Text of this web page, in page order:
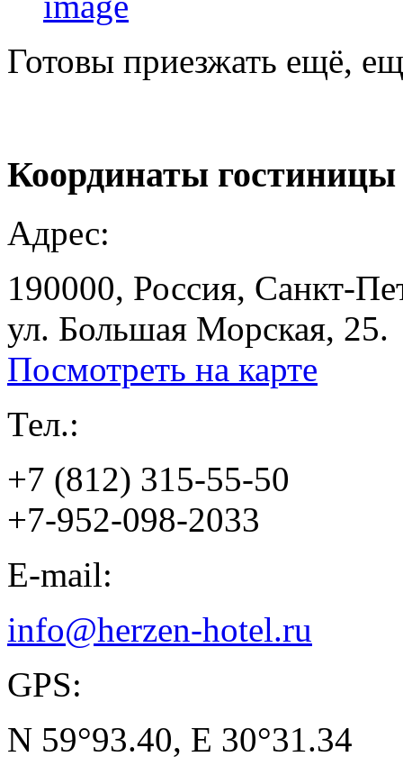
Готовы приезжать ещё,
Координаты гостиницы
Адрес:
190000, Россия, Санкт-
ул. Большая Морская, 25.
Посмотреть на карте
Тел.:
+7 (812) 315-55-50
+7-952-098-2033
E-mail:
info@herzen-hotel.ru
GPS:
N 59°93.40, E 30°31.34